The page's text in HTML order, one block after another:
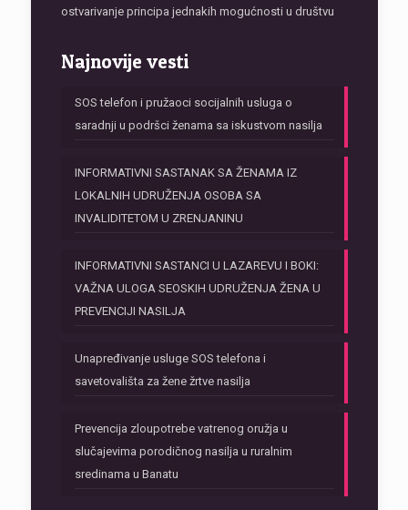
ostvarivanje principa jednakih mogućnosti u društvu
Najnovije vesti
SOS telefon i pružaoci socijalnih usluga o
saradnji u podršci ženama sa iskustvom nasilja
INFORMATIVNI SASTANAK SA ŽENAMA IZ
LOKALNIH UDRUŽENJA OSOBA SA
INVALIDITETOM U ZRENJANINU
INFORMATIVNI SASTANCI U LAZAREVU I BOKI:
VAŽNA ULOGA SEOSKIH UDRUŽENJA ŽENA U
PREVENCIJI NASILJA
Unapređivanje usluge SOS telefona i
savetovališta za žene žrtve nasilja
Prevencija zloupotrebe vatrenog oružja u
slučajevima porodičnog nasilja u ruralnim
sredinama u Banatu